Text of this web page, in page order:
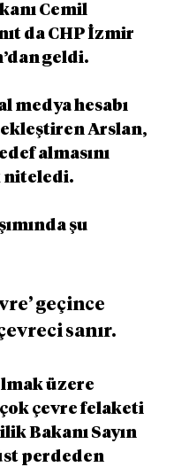
Cemil
da CHP İzmir
geldi.
medya hesabı
Arslan,
almasını
niteledi.
şu
geçince
sanır.
üzere
çevre felaketi
Bakanı Sayın
perdeden